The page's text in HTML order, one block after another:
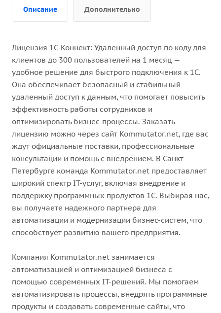
Описание Дополнительно
Лицензия 1С-Коннект: Удаленный доступ по коду для
клиентов до 300 пользователей на 1 месяц —
удобное решение для быстрого подключения к 1С.
Она обеспечивает безопасный и стабильный
удаленный доступ к данным, что помогает повысить
эффективность работы сотрудников и
оптимизировать бизнес-процессы. Заказать
лицензию можно через сайт Kommutator.net, где вас
ждут официальные поставки, профессиональные
консультации и помощь с внедрением. В Санкт-
Петербурге команда Kommutator.net предоставляет
широкий спектр IT-услуг, включая внедрение и
поддержку программных продуктов 1С. Выбирая нас,
вы получаете надежного партнера для
автоматизации и модернизации бизнес-систем, что
способствует развитию вашего предприятия.
Компания Kommutator.net занимается
автоматизацией и оптимизацией бизнеса с
помощью современных IT-решений. Мы помогаем
автоматизировать процессы, внедрять программные
продукты и создавать современные сайты, что